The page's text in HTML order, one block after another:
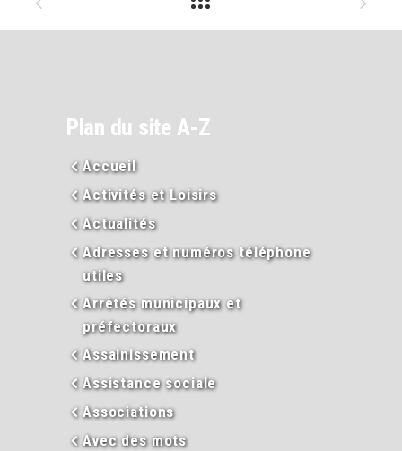
Plan du site A-Z
Accueil
Activités et Loisirs
Actualités
Adresses et numéros téléphone
utiles
Arrêtés municipaux et
préfectoraux
Assainissement
Assistance sociale
Associations
Avec des mots